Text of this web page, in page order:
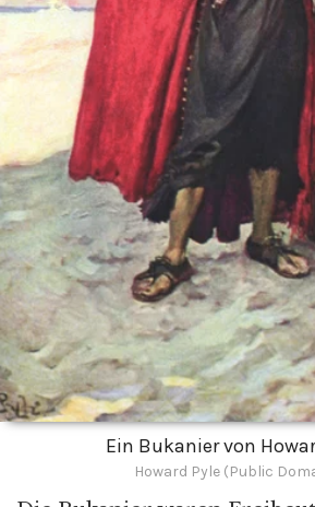
Ein Bukanier von
Howard Pyle (Public